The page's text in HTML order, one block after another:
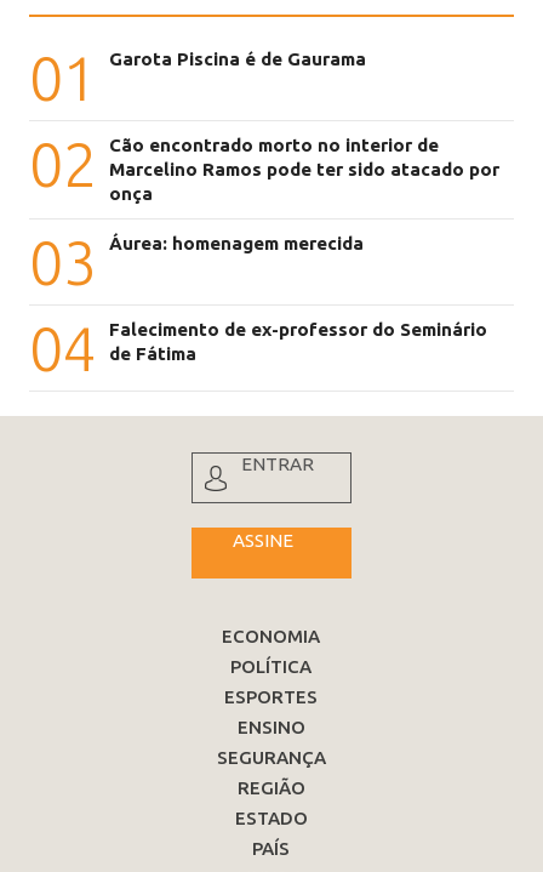
01 Garota Piscina é de Gaurama
02
Cão encontrado morto no interior de
Marcelino Ramos pode ter sido atacado por
onça
03 Áurea: homenagem merecida
04
Falecimento de ex-professor do Seminário
de Fátima
ENTRAR
ASSINE
ECONOMIA
POLÍTICA
ESPORTES
ENSINO
SEGURANÇA
REGIÃO
ESTADO
PAÍS